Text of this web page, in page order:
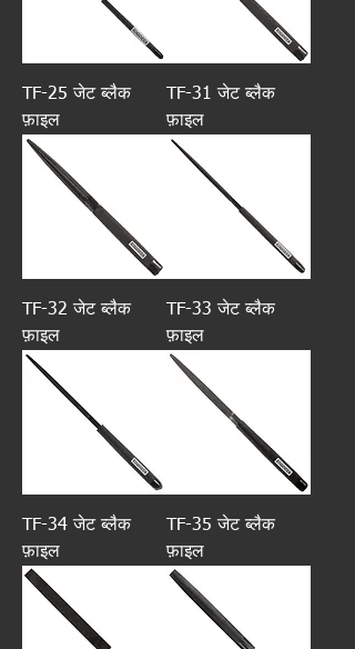
TF-25 जेट ब्लैक
फ़ाइल
TF-31 जेट ब्लैक
फ़ाइल
TF-32 जेट ब्लैक
फ़ाइल
TF-33 जेट ब्लैक
फ़ाइल
TF-34 जेट ब्लैक
फ़ाइल
TF-35 जेट ब्लैक
फ़ाइल